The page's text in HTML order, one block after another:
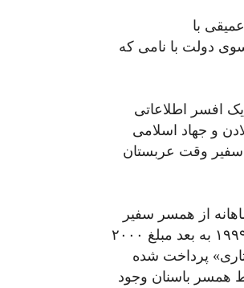
با
دولت با نامی که
احتمال زیاد یک افسر اطلاعاتی
و جهاد اسلامی
سفیر وقت عربستان
که همسر باسنان٬ کمک‌هزینه ماهانه از همسر سفیر
وقت عربستان سعودی دریافت می‌کرد. اف‌بی‌آی اعلام کرد که از ژانویه ۱۹۹۹ به بعد مبلغ ۲۰۰۰
پرستاری» پرداخت شده
همسر باسنان وجود